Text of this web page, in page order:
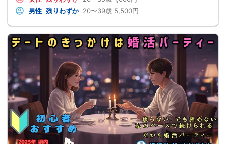
男性 残りわずか 20〜39歳 5,500円